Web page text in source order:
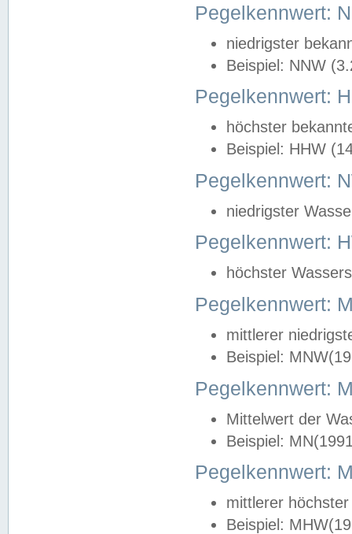
Pegelkennwert:
niedrigster
Beispiel: NNW
Pegelkennwert:
höchster
Beispiel: HHW
Pegelkennwert:
niedrigster
Pegelkennwert:
höchster
Pegelkennwert:
mittlerer
Beispiel:
Pegelkennwert:
Mittelwert der
Beispiel:
Pegelkennwert:
mittlerer
Beispiel: